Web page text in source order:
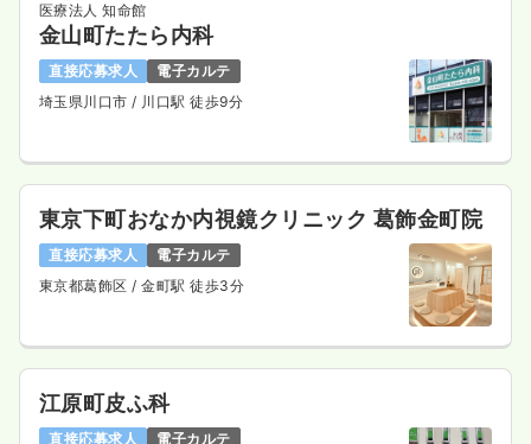
医療法人 知命館
金山町たたら内科
直接応募求人
電子カルテ
埼玉県川口市/ 川口駅 徒歩9分
東京下町おなか内視鏡クリニック 葛飾金町院
直接応募求人
電子カルテ
東京都葛飾区/ 金町駅 徒歩3分
江原町皮ふ科
直接応募求人
電子カルテ